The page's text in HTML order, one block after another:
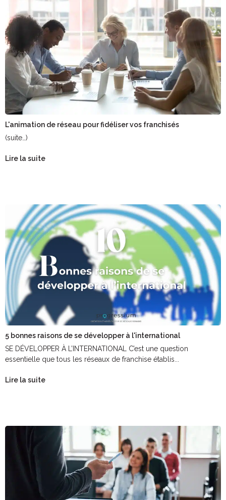
L'animation de réseau pour fidéliser vos franchisés
(suite…)
Lire la suite
5 bonnes raisons de se développer à l'international
SE DÉVELOPPER À L’INTERNATIONAL C’est une question
essentielle que tous les réseaux de franchise établis...
Lire la suite